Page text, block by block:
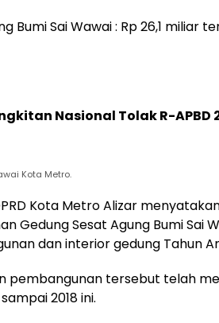
Bumi Sai Wawai : Rp 26,1 miliar
Nasional Tolak R-APBD
Kota Metro.
Kota Metro Alizar
Gedung Sesat Agung Bumi Sai
dan interior gedung Tahun
pembangunan tersebut telah
2018 ini.